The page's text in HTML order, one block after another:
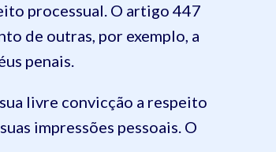
processual. O artigo 447
de outras, por exemplo, a
penais.
livre convicção a respeito
impressões pessoais. O